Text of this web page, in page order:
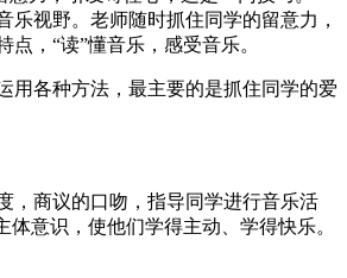
视野。老师随时抓住同学的留意力，
，“读”懂音乐，感受音乐。
用各种方法，最主要的是抓住同学的爱
，商议的口吻，指导同学进行音乐活
意识，使他们学得主动、学得快乐。